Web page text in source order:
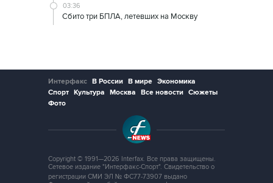
03:36
Сбито три БПЛА, летевших на Москву
Интерфакс В России В мире Экономика
Спорт Культура Москва Все новости Сюжеты
Фото
Copyright © 1991—2026 Interfax. Все права защищены.
Сетевое издание "Интерфакс-Спорт". Свидетельство о
регистрации СМИ ЭЛ № ФС77-73907 выдано